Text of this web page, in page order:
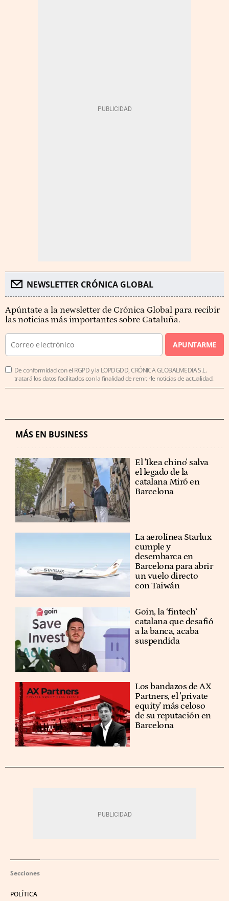
NEWSLETTER CRÓNICA GLOBAL
Apúntate a la newsletter de Crónica Global para recibir
las noticias más importantes sobre Cataluña.
APUNTARME
De conformidad con el RGPD y la LOPDGDD, CRÓNICA GLOBALMEDIA S.L.
tratará los datos facilitados con la finalidad de remitirle noticias de actualidad.
MÁS EN BUSINESS
El 'Ikea chino' salva
el legado de la
catalana Miró en
Barcelona
La aerolínea Starlux
cumple y
desembarca en
Barcelona para abrir
un vuelo directo
con Taiwán
Goin, la ‘fintech’
catalana que desafió
a la banca, acaba
suspendida
Los bandazos de AX
Partners, el 'private
equity' más celoso
de su reputación en
Barcelona
Secciones
POLÍTICA